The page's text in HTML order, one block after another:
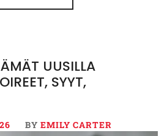
UUSILLA
SYYT,
BY EMILY CARTER